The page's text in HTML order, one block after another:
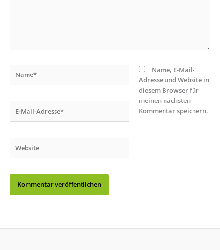
Mail-
Name, E-Mail-
Adresse und Website in
diesem Browser für
meinen nächsten
Kommentar speichern.